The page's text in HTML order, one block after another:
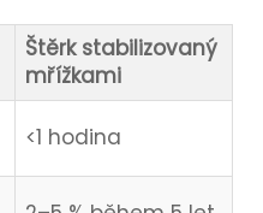
Štěrk stabilizovaný
mřížkami
<1 hodina